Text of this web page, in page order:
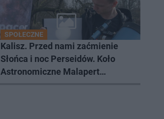
SPOŁECZNE
Kalisz. Przed nami zaćmienie
Słońca i noc Perseidów. Koło
Astronomiczne Malapert